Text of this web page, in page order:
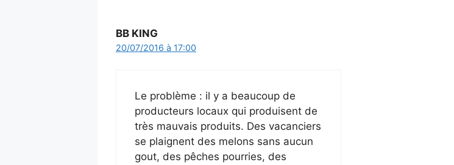
BB KING
20/07/2016 à 17:00
Le problème : il y a beaucoup de
producteurs locaux qui produisent de
très mauvais produits. Des vacanciers
se plaignent des melons sans aucun
gout, des pêches pourries, des